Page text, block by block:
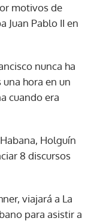
motivos de
Juan Pablo II en
nunca ha
una hora en un
cuando era
Holguín
8 discursos
viajará a La
para asistir a